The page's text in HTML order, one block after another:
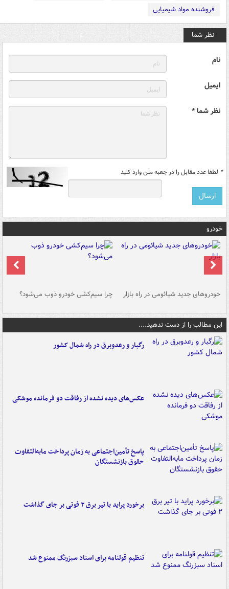
فروشنده مواد شیمیایی
نظر شما
نام
ایمیل
نظر شما *
* لطفا عدد مقابل را در جعبه متن وارد کنید
خودرو
خودروهای جدید شیائومی در راه بازار چرا سیم‌کشی خودرو ذوب می‌شود؟
این مطالب را از دست ندهید....
رگبار و رعدوبرق در راه شمال کشور
عکس‌های دیده نشده از رفاقت دو فرمانده‌ موشکی
پاسخ تأمین‌اجتماعی به زمان پرداخت مابه‌التفاوت
حقوق بازنشستگان
برخورد پراید با تیر برق ۲ فوتی بر جای گذاشت
تنظیم قولنامه برای اسناد سبزرنگ ممنوع شد